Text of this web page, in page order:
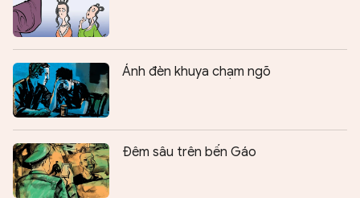
Ánh đèn khuya chạm ngõ
Đêm sâu trên bến Gáo